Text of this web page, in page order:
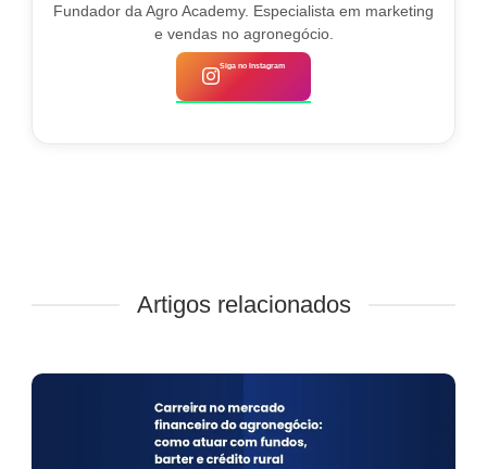
Fundador da Agro Academy. Especialista em marketing
e vendas no agronegócio.
Siga no Instagram
Artigos relacionados